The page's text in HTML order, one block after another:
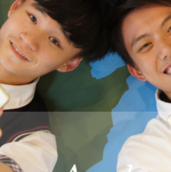
格。
培
養
具
國
際
移
動
力
的